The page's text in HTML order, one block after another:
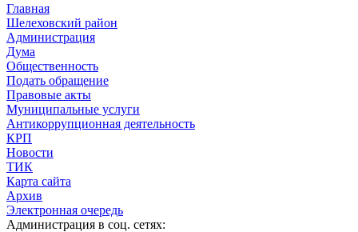
Главная
Шелеховский район
Администрация
Дума
Общественность
Подать обращение
Правовые акты
Муниципальные услуги
Антикоррупционная деятельность
КРП
Новости
ТИК
Карта сайта
Архив
Электронная очередь
Администрация в соц. сетях: